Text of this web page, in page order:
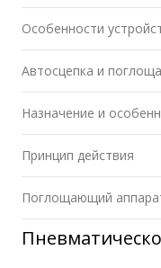
Особенности
Автосцепка и
Назначение и
Принцип действия
Поглощающий